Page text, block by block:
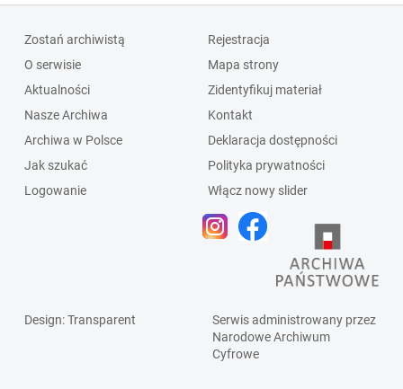
Zostań archiwistą
O serwisie
Aktualności
Nasze Archiwa
Archiwa w Polsce
Jak szukać
Logowanie
Rejestracja
Mapa strony
Zidentyfikuj materiał
Kontakt
Deklaracja dostępności
Polityka prywatności
Włącz nowy slider
Design: Transparent
Serwis administrowany przez
Narodowe Archiwum
Cyfrowe